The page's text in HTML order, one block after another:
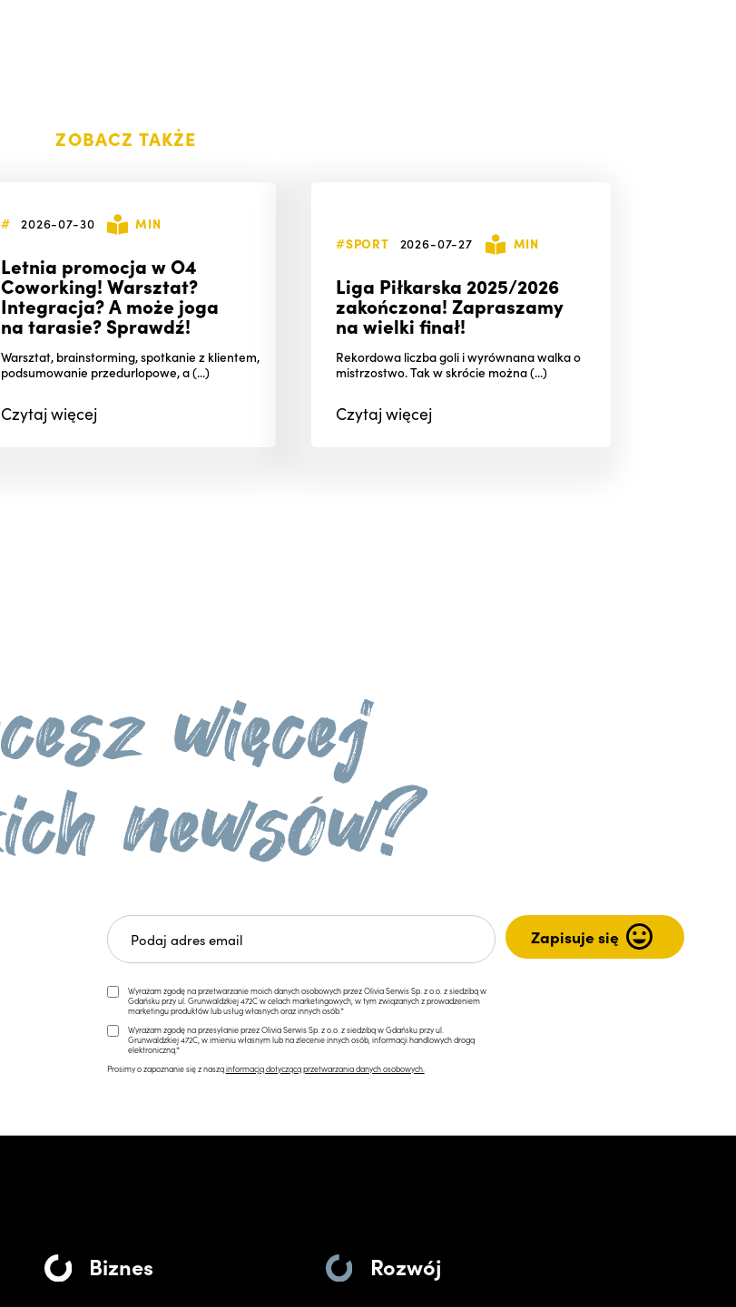
ZOBACZ TAKŻE
# 2026-07-30 MIN
Letnia promocja w O4
Coworking! Warsztat?
Integracja? A może joga
na tarasie? Sprawdź!
Warsztat, brainstorming, spotkanie z klientem,
podsumowanie przedurlopowe, a (...)
Czytajwięcej
#SPORT 2026-07-27 MIN
Liga Piłkarska 2025/2026
zakończona! Zapraszamy
na wielki finał!
Rekordowa liczba goli i wyrównana walka o
mistrzostwo. Tak w skrócie można (...)
Czytajwięcej
Wyrażam zgodę na przetwarzanie moich danych osobowych przez Olivia Serwis Sp. z o.o. z siedzibą w
Gdańsku przy ul. Grunwaldzkiej 472C w celach marketingowych, w tym związanych z prowadzeniem
marketingu produktów lub usług własnych oraz innych osób.*
Wyrażam zgodę na przesyłanie przez Olivia Serwis Sp. z o.o. z siedzibą w Gdańsku przy ul.
Grunwaldzkiej 472C, w imieniu własnym lub na zlecenie innych osób, informacji handlowych drogą
elektroniczną.*
Prosimy o zapoznanie się z nasząinformacją dotyczącą przetwarzania danych osobowych.
Biznes Rozwój